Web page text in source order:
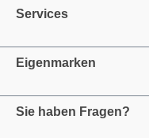
Services
Eigenmarken
Sie haben Fragen?